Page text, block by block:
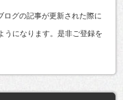
ログの記事が更新された際に
うになります。是非ご登録を